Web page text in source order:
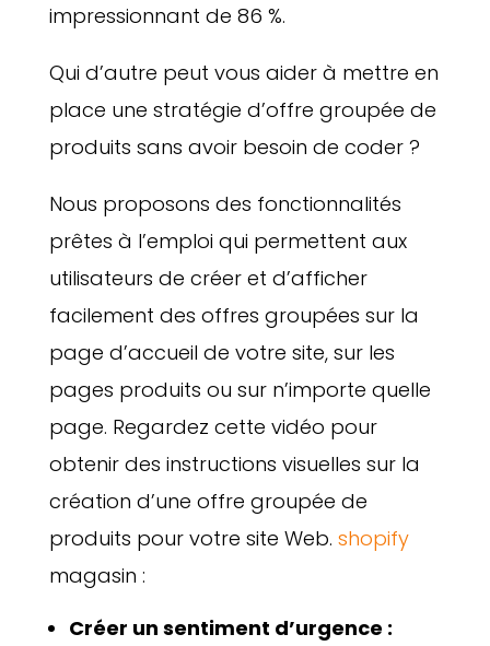
impressionnant de 86 %.
Qui d’autre peut vous aider à mettre en
place une stratégie d’offre groupée de
produits sans avoir besoin de coder ?
Nous proposons des fonctionnalités
prêtes à l’emploi qui permettent aux
utilisateurs de créer et d’afficher
facilement des offres groupées sur la
page d’accueil de votre site, sur les
pages produits ou sur n’importe quelle
page. Regardez cette vidéo pour
obtenir des instructions visuelles sur la
création d’une offre groupée de
produits pour votre site Web. shopify
magasin :
Créer un sentiment d’urgence :